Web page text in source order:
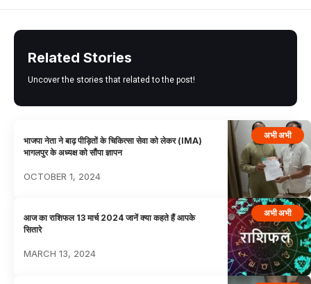
Related Stories
Uncover the stories that related to the post!
अभी अभी
भाजपा नेता ने बाढ़ पीड़ितों के चिकित्सा सेवा को लेकर (IMA)
भागलपुर के अध्यक्ष को सौंपा ज्ञापन
OCTOBER 1, 2024
अभी अभी
आज का राशिफल 13 मार्च 2024 जानें क्या कहते हैं आपके
सितारे
MARCH 13, 2024